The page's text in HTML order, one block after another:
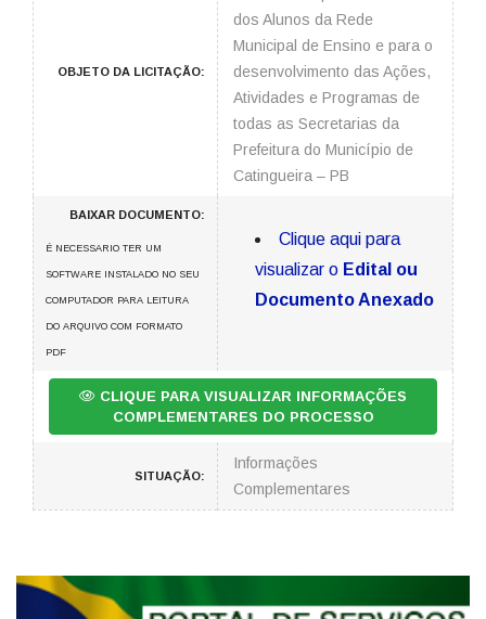
OBJETO DA LICITAÇÃO:
dos Alunos da Rede
Municipal de Ensino e para o
desenvolvimento das Ações,
Atividades e Programas de
todas as Secretarias da
Prefeitura do Município de
Catingueira – PB
BAIXAR DOCUMENTO:
É NECESSARIO TER UM
SOFTWARE INSTALADO NO SEU
COMPUTADOR PARA LEITURA
DO ARQUIVO COM FORMATO
PDF
Clique aqui para
visualizar o Edital ou
Documento Anexado
CLIQUE PARA VISUALIZAR INFORMAÇÕES
COMPLEMENTARES DO PROCESSO
SITUAÇÃO:
Informações
Complementares